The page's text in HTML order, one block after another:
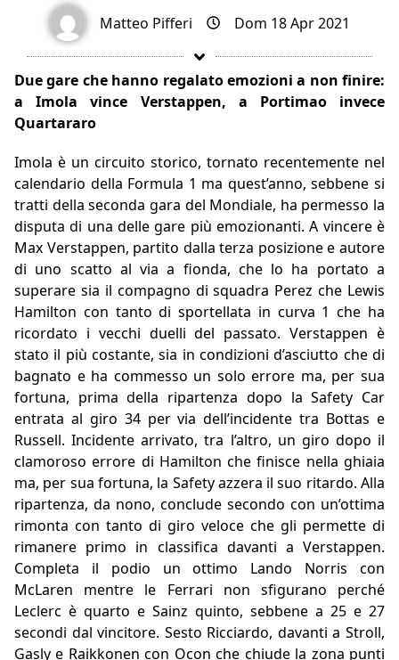
Matteo Pifferi Dom 18 Apr 2021
Due gare che hanno regalato emozioni a non finire:
a Imola vince Verstappen, a Portimao invece
Quartararo
Imola è un circuito storico, tornato recentemente nel
calendario della Formula 1 ma quest’anno, sebbene si
tratti della seconda gara del Mondiale, ha permesso la
disputa di una delle gare più emozionanti. A vincere è
Max Verstappen, partito dalla terza posizione e autore
di uno scatto al via a fionda, che lo ha portato a
superare sia il compagno di squadra Perez che Lewis
Hamilton con tanto di sportellata in curva 1 che ha
ricordato i vecchi duelli del passato. Verstappen è
stato il più costante, sia in condizioni d’asciutto che di
bagnato e ha commesso un solo errore ma, per sua
fortuna, prima della ripartenza dopo la Safety Car
entrata al giro 34 per via dell’incidente tra Bottas e
Russell. Incidente arrivato, tra l’altro, un giro dopo il
clamoroso errore di Hamilton che finisce nella ghiaia
ma, per sua fortuna, la Safety azzera il suo ritardo. Alla
ripartenza, da nono, conclude secondo con un’ottima
rimonta con tanto di giro veloce che gli permette di
rimanere primo in classifica davanti a Verstappen.
Completa il podio un ottimo Lando Norris con
McLaren mentre le Ferrari non sfigurano perché
Leclerc è quarto e Sainz quinto, sebbene a 25 e 27
secondi dal vincitore. Sesto Ricciardo, davanti a Stroll,
Gasly e Raikkonen con Ocon che chiude la zona punti